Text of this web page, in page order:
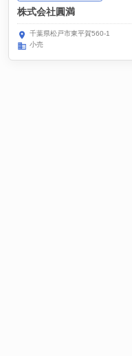
株式会社圓満
千葉県松戸市東平賀560-1
小売